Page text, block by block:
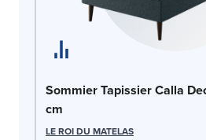
Sommier Tapissier Calla
cm
LE ROI DU MATELAS